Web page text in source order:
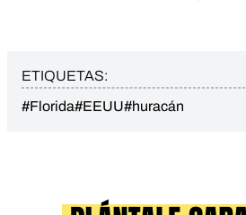
ETIQUETAS:
#Florida#EEUU#huracán